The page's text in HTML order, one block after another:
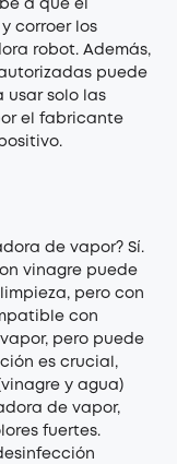
a que el
corroer los
robot. Además,
puede
usar solo las
el fabricante
de vapor? Sí.
vinagre puede
pero con
con
pero puede
es crucial,
y agua)
de vapor,
fuertes.